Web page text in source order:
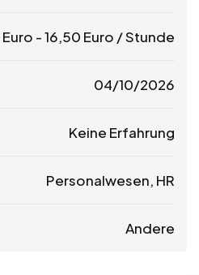
Euro -16,50 Euro / Stunde
04/10/2026
Keine Erfahrung
Personalwesen, HR
Andere